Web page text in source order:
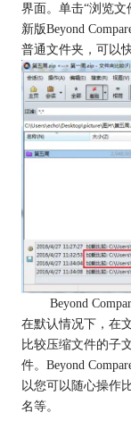
界面。单击“浏览
新版Beyond
普通文件夹，可以
Beyond
在默认情况下，在
比较压缩文件的子
件。Beyond
以您可以随心操作
名等。